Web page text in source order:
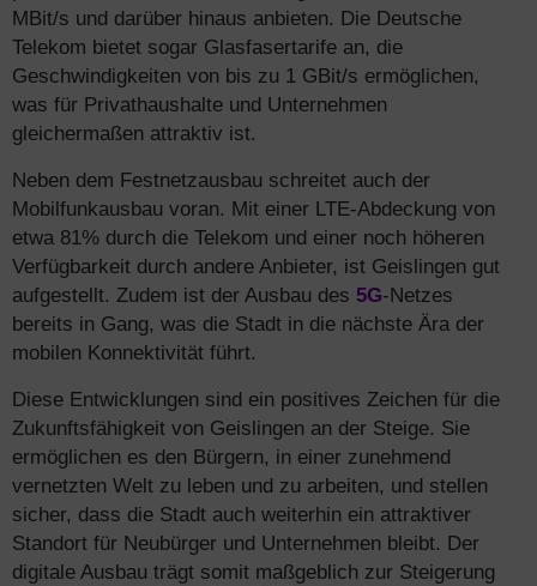
MBit/s und darüber hinaus anbieten. Die Deutsche
Telekom bietet sogar Glasfasertarife an, die
Geschwindigkeiten von bis zu 1 GBit/s ermöglichen,
was für Privathaushalte und Unternehmen
gleichermaßen attraktiv ist.
Neben dem Festnetzausbau schreitet auch der
Mobilfunkausbau voran. Mit einer LTE-Abdeckung von
etwa 81% durch die Telekom und einer noch höheren
Verfügbarkeit durch andere Anbieter, ist Geislingen gut
aufgestellt. Zudem ist der Ausbau des 5G-Netzes
bereits in Gang, was die Stadt in die nächste Ära der
mobilen Konnektivität führt.
Diese Entwicklungen sind ein positives Zeichen für die
Zukunftsfähigkeit von Geislingen an der Steige. Sie
ermöglichen es den Bürgern, in einer zunehmend
vernetzten Welt zu leben und zu arbeiten, und stellen
sicher, dass die Stadt auch weiterhin ein attraktiver
Standort für Neubürger und Unternehmen bleibt. Der
digitale Ausbau trägt somit maßgeblich zur Steigerung